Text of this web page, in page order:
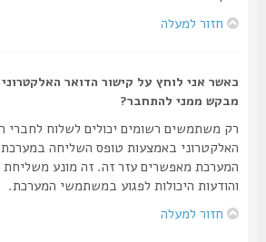
חזור למעלה
כאשר אני לוחץ על קישור הדואר האלקטרוני
מבקש ממני להתחבר?
רק משתמשים רשומים יכולים לשלוח לחברי
האלקטרוני באמצעות טופס השליחה במערכת,
המערכת מאפשרים עזר זה. זה מונע משליחת
והודעות היכולות לפגוע במשתמשי המערכת.
חזור למעלה